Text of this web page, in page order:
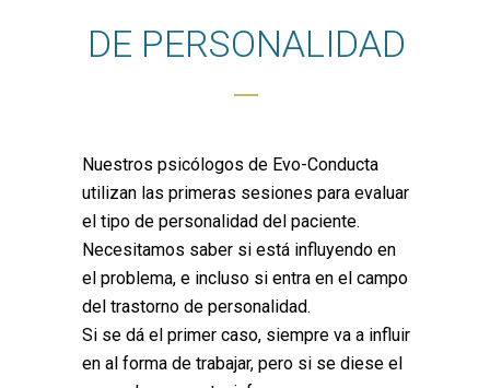
DE PERSONALIDAD
Nuestros psicólogos de Evo-Conducta
utilizan las primeras sesiones para evaluar
el tipo de personalidad del paciente.
Necesitamos saber si está influyendo en
el problema, e incluso si entra en el campo
del trastorno de personalidad.
Si se dá el primer caso, siempre va a influir
en al forma de trabajar, pero si se diese el